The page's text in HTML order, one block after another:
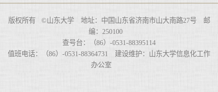
版权所有 ©山东大学 地址：中国山东省济南市山大南路27号 邮
编：250100
查号台：（86）-0531-88395114
值班电话：（86）-0531-88364731 建设维护：山东大学信息化工作
办公室